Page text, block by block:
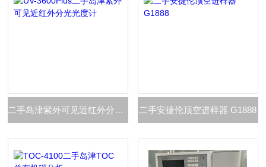
二手岛津紫外可见近红外分光光度计 二手安捷伦顶空进样器 G1888